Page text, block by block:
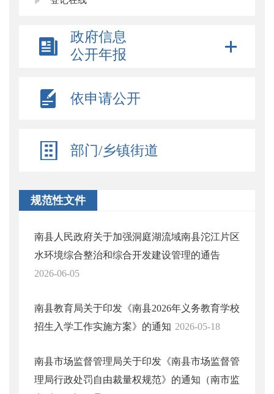
政府信息
公开年报
依申请公开
部门/乡镇街道
规范性文件
南县人民政府关于加强洞庭湖流域南县沱江片区
水环境综合整治和综合开发建设管理的通告
2026-06-05
南县教育局关于印发《南县2026年义务教育学校
招生入学工作实施方案》的通知 2026-05-18
南县市场监督管理局关于印发《南县市场监督管
理局行政处罚自由裁量权规范》的通知（南市监